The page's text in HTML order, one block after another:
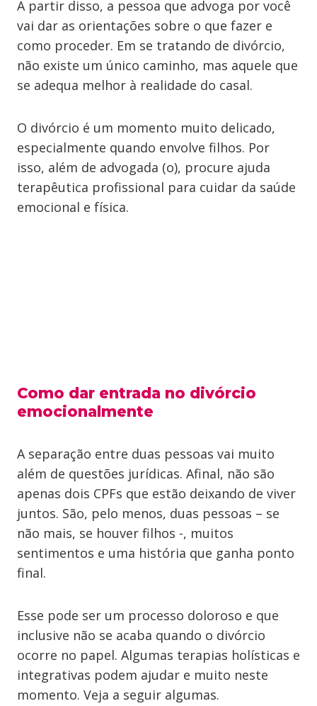
A partir disso, a pessoa que advoga por você
vai dar as orientações sobre o que fazer e
como proceder. Em se tratando de divórcio,
não existe um único caminho, mas aquele que
se adequa melhor à realidade do casal.
O divórcio é um momento muito delicado,
especialmente quando envolve filhos. Por
isso, além de advogada (o), procure ajuda
terapêutica profissional para cuidar da saúde
emocional e física.
Como dar entrada no divórcio
emocionalmente
A separação entre duas pessoas vai muito
além de questões jurídicas. Afinal, não são
apenas dois CPFs que estão deixando de viver
juntos. São, pelo menos, duas pessoas – se
não mais, se houver filhos -, muitos
sentimentos e uma história que ganha ponto
final.
Esse pode ser um processo doloroso e que
inclusive não se acaba quando o divórcio
ocorre no papel. Algumas terapias holísticas e
integrativas podem ajudar e muito neste
momento. Veja a seguir algumas.